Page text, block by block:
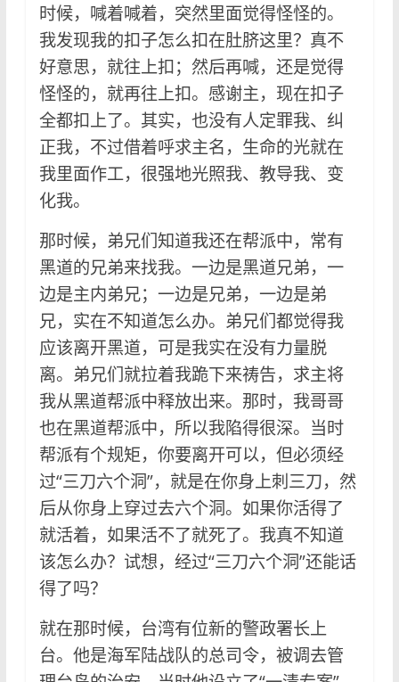
时候，喊着喊着，突然里面觉得怪怪的。
我发现我的扣子怎么扣在肚脐这里？真不
好意思，就往上扣；然后再喊，还是觉得
怪怪的，就再往上扣。感谢主，现在扣子
全都扣上了。其实，也没有人定罪我、纠
正我，不过借着呼求主名，生命的光就在
我里面作工，很强地光照我、教导我、变
化我。
那时候，弟兄们知道我还在帮派中，常有
黑道的兄弟来找我。一边是黑道兄弟，一
边是主内弟兄；一边是兄弟，一边是弟
兄，实在不知道怎么办。弟兄们都觉得我
应该离开黑道，可是我实在没有力量脱
离。弟兄们就拉着我跪下来祷告，求主将
我从黑道帮派中释放出来。那时，我哥哥
也在黑道帮派中，所以我陷得很深。当时
帮派有个规矩，你要离开可以，但必须经
过“三刀六个洞”，就是在你身上刺三刀，然
后从你身上穿过去六个洞。如果你活得了
就活着，如果活不了就死了。我真不知道
该怎么办？试想，经过“三刀六个洞”还能话
得了吗？
就在那时候，台湾有位新的警政署长上
台。他是海军陆战队的总司令，被调去管